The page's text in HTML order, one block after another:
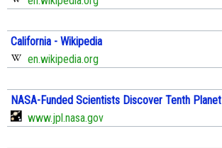
California - Wikipedia
en.wikipedia.org
NASA-Funded Scientists Discover Tenth Planet
www.jpl.nasa.gov